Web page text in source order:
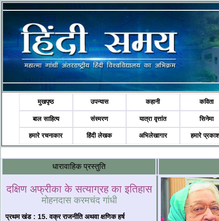
मुखपृष्ठ उपन्यास कहानी कविता
बाल साहित्य संस्मरण यात्रा वृत्तांत सिनेमा
हमारे रचनाकार हिंदी लेखक अभिलेखागार हमारे
धारावाहिक प्रस्तुति
दक्षिण अफ्रीका के सत्याग्रह का इतिहास
मोहनदास करमचंद गांधी
प्रथम खंड : 15. वक्र राजनीति अथवा क्षणिक हर्ष